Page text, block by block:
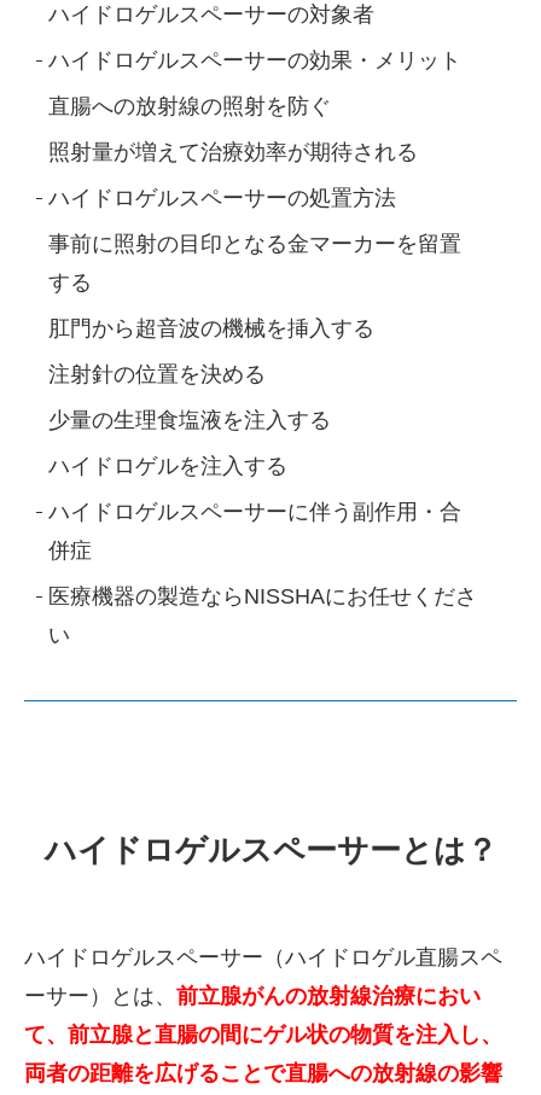
ハイドロゲルスペーサーの対象者
ハイドロゲルスペーサーの効果・メリット
直腸への放射線の照射を防ぐ
照射量が増えて治療効率が期待される
ハイドロゲルスペーサーの処置方法
事前に照射の目印となる金マーカーを留置
する
肛門から超音波の機械を挿入する
注射針の位置を決める
少量の生理食塩液を注入する
ハイドロゲルを注入する
ハイドロゲルスペーサーに伴う副作用・合
併症
医療機器の製造ならNISSHAにお任せくださ
い
ハイドロゲルスペーサーとは？
ハイドロゲルスペーサー（ハイドロゲル直腸スペ
ーサー）とは、 前立腺がんの放射線治療におい
て、前立腺と直腸の間にゲル状の物質を注入し、
両者の距離を広げることで直腸への放射線の影響